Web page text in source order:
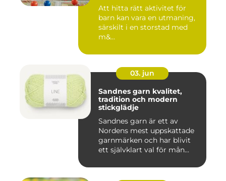
Att hitta rätt aktivitet för
barn kan vara en utmaning,
särskilt i en storstad med
m&...
03. jun
Sandnes garn kvalitet,
tradition och modern
stickglädje
Sandnes garn är ett av
Nordens mest uppskattade
garnmärken och har blivit
ett självklart val för mån...